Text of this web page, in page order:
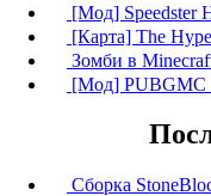
[Мод] Speedster
[Карта] The
Зомби в
[Мод] PUBGMC
Сборка